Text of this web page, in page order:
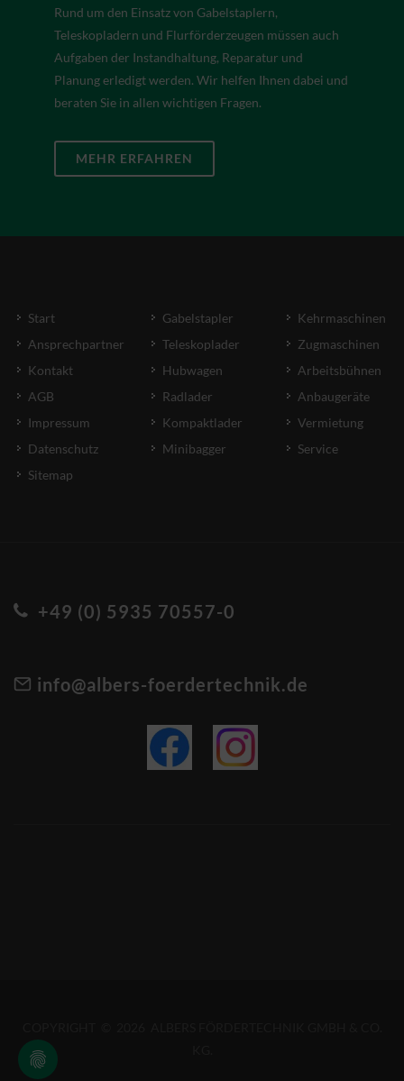
Rund um den Einsatz von Gabelstaplern,
Teleskopladern und Flurförderzeugen müssen auch
Aufgaben der Instandhaltung, Reparatur und
Planung erledigt werden. Wir helfen Ihnen dabei und
beraten Sie in allen wichtigen Fragen.
MEHR ERFAHREN
Start
Ansprechpartner
Kontakt
AGB
Impressum
Datenschutz
Sitemap
Gabelstapler
Teleskoplader
Hubwagen
Radlader
Kompaktlader
Minibagger
Kehrmaschinen
Zugmaschinen
Arbeitsbühnen
Anbaugeräte
Vermietung
Service
+49 (0) 5935 70557-0
info@albers-foerdertechnik.de